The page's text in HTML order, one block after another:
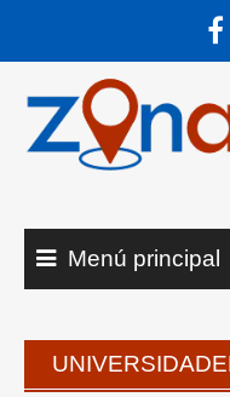
contenido
Menú principal